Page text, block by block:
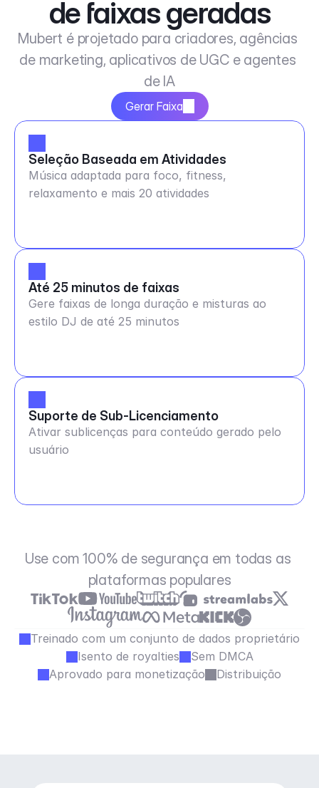
de faixas geradas
Mubert é projetado para criadores, agências
de marketing, aplicativos de UGC e agentes
de IA
Gerar Faixa
Seleção Baseada em Atividades
Música adaptada para foco, fitness,
relaxamento e mais 20 atividades
Até 25 minutos de faixas
Gere faixas de longa duração e misturas ao
estilo DJ de até 25 minutos
Suporte de Sub-Licenciamento
Ativar sublicenças para conteúdo gerado pelo
usuário
Use com 100% de segurança em todas as
plataformas populares
Treinado com um conjunto de dados proprietário
Isento de royalties
Sem DMCA
Aprovado para monetização
Distribuição